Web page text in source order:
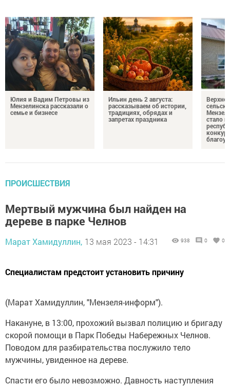
Юлия и Вадим Петровы из
Мензелинска рассказали о
семье и бизнесе
Ильин день 2 августа:
рассказываем об истории,
традициях, обрядах и
запретах праздника
стало
ПРОИСШЕСТВИЯ
Мертвый мужчина был найден на
дереве в парке Челнов
Марат Хамидуллин, 13 мая 2023 - 14:31 938 0 0
Специалистам предстоит установить причину
(Марат Хамидуллин, "Мензеля-информ").
Накануне, в 13:00, прохожий вызвал полицию и бригаду
скорой помощи в Парк Победы Набережных Челнов.
Поводом для разбирательства послужило тело
мужчины, увиденное на дереве.
Спасти его было невозможно. Давность наступления